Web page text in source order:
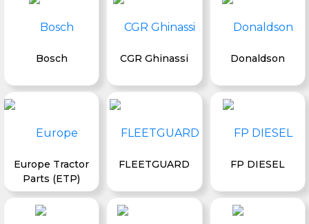
Bosch CGR Ghinassi Donaldson
Europe Tractor
Parts (ETP)
FLEETGUARD FP DIESEL